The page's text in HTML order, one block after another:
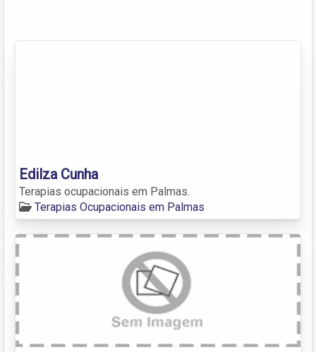
Edilza Cunha
Terapias ocupacionais em Palmas.
Terapias Ocupacionais em Palmas